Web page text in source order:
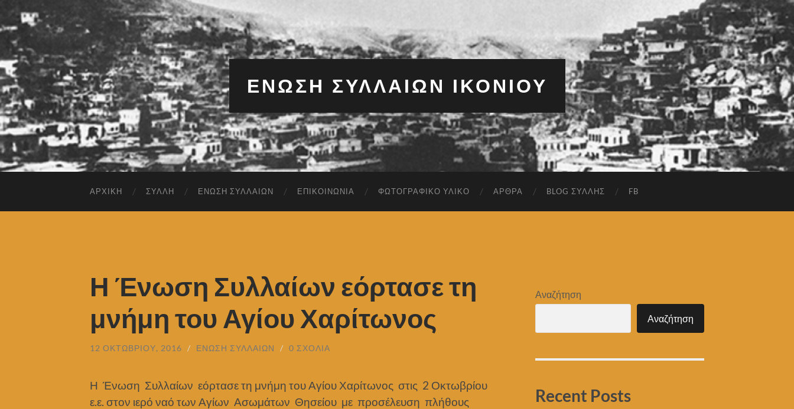
ΈΝΩΣΗ ΣΥΛΛΑΊΩΝ ΙΚΟΝΊΟΥ
ΑΡΧΙΚΉ ΣΎΛΛΗ ΈΝΩΣΗ ΣΥΛΛΑΊΩΝ ΕΠΙΚΟΙΝΩΝΊΑ ΦΩΤΟΓΡΑΦΙΚΌ ΥΛΙΚΌ ΆΡΘΡΑ BLOG ΣΎΛΛΗΣ FB
Η Ένωση Συλλαίων εόρτασε τη
μνήμη του Αγίου Χαρίτωνος
12 ΟΚΤΩΒΡΊΟΥ, 2016 / ΈΝΩΣΗ ΣΥΛΛΑΊΩΝ / 0 ΣΧΌΛΙΑ
Η Ένωση Συλλαίων εόρτασε τη μνήμη του Αγίου Χαρίτωνος στις 2 Οκτωβρίου
ε.ε. στον ιερό ναό των Αγίων Ασωμάτων Θησείου με προσέλευση πλήθους
Αναζήτηση
Αναζήτηση
Recent Posts